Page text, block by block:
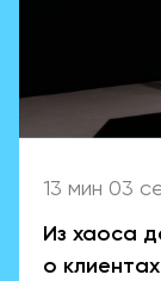
13 мин 03
Из хаоса
о клиентах